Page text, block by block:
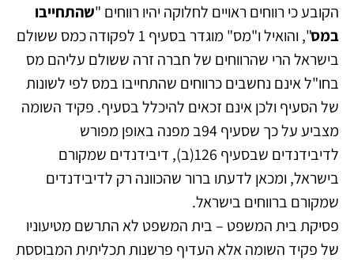
הקובע כי רווחים ראויים לחלוקה יהיו רווחים "שהתחייבו
במס
", והואיל ו"מס" מוגדר בסעיף 1 לפקודה כמס ששולם
בישראל הרי שהרווחים של חברה זרה ששולם עליהם מס
בחו"ל אינם נחשבים כרווחים שהתחייבו במס לפי לשונות
של הסעיף ולכן אינם זכאים להיכלל בסעיף. פקיד השומה
מצביע על כך שסעיף 94ב מפנה באופן מפורש
לדיבידנדים שבסעיף 126(ב), דיבידנדים שמקורם
בישראל, ומכאן לדעתו ברור שהכוונה רק לדיבידנדים
שמקורם ברווחים בישראל.
פסיקת בית המשפט – בית המשפט לא התרשם מטיעוניו
של פקיד השומה אלא העדיף פרשנות תכליתית המבוססת